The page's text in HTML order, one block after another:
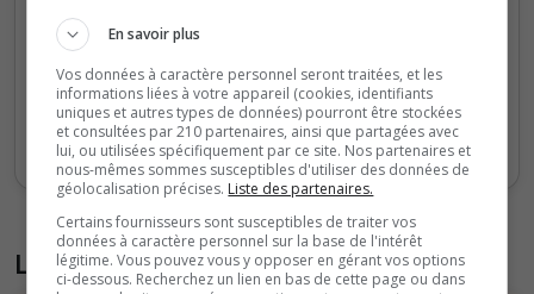
0
50
Sept Oct Nov Déc Jan Fév Mars Avr Mai Juil
Votes Clics
Liste des avis du serveur
En savoir plus
Vos données à caractère personnel seront traitées, et les
informations liées à votre appareil (cookies, identifiants
uniques et autres types de données) pourront être stockées
et consultées par 210 partenaires, ainsi que partagées avec
lui, ou utilisées spécifiquement par ce site. Nos partenaires et
nous-mêmes sommes susceptibles d'utiliser des données de
géolocalisation précises. Liste des partenaires.
Certains fournisseurs sont susceptibles de traiter vos
données à caractère personnel sur la base de l'intérêt
légitime. Vous pouvez vous y opposer en gérant vos options
ci-dessous. Recherchez un lien en bas de cette page ou dans